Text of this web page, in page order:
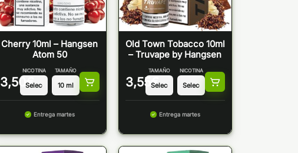
Cherry 10ml – Hangsen
Atom 50
3,50€
NICOTINA TAMAÑO
Entrega martes
Old Town Tobacco 10ml
– Truvape by Hangsen
3,55 €
TAMAÑO NICOTINA
Entrega martes